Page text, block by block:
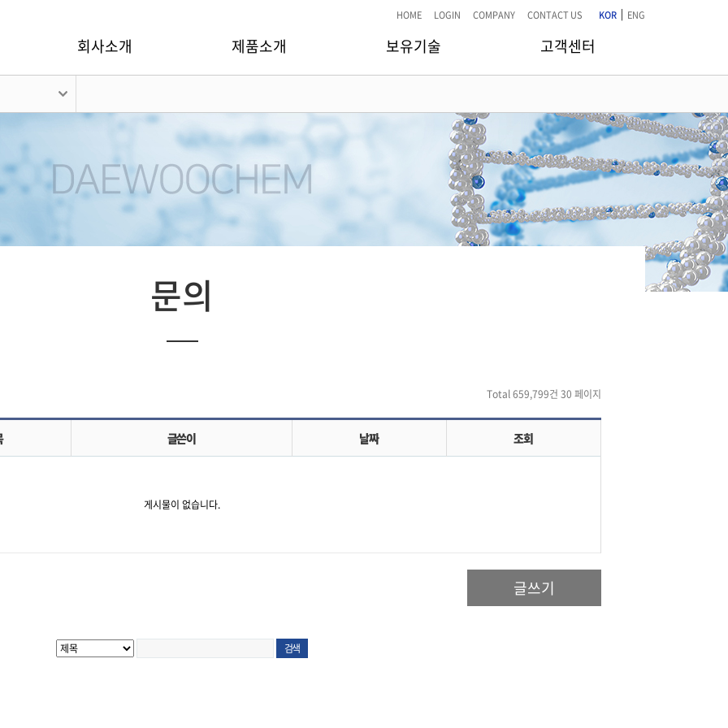
HOME LOGIN COMPANY CONTACT US KOR | ENG
회사소개 제품소개 보유기술 고객센터
문의
Total 659,799건 30 페이지
글쓴이 날짜 조회
게시물이 없습니다.
글쓰기